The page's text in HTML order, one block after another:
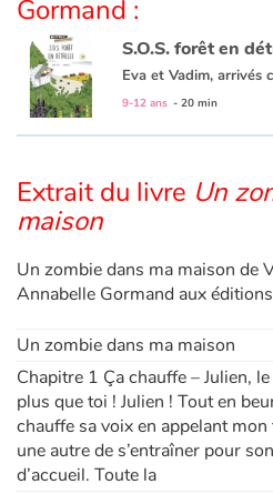
Apprendre les langues
Dyslexie, troubles de la lecture
Les plus lus
Coups de coeur
Gormand :
S.O.S. forêt en
9-12 ans - 20 min
Extrait du livre Un
maison
Un zombie dans ma maison de
Annabelle Gormand aux
Un zombie dans ma maison
Chapitre 1 Ça chauffe – Julien,
plus que toi ! Julien ! Tout en
chauffe sa voix en appelant
une autre de s’entraîner pour
d’accueil. Toute la